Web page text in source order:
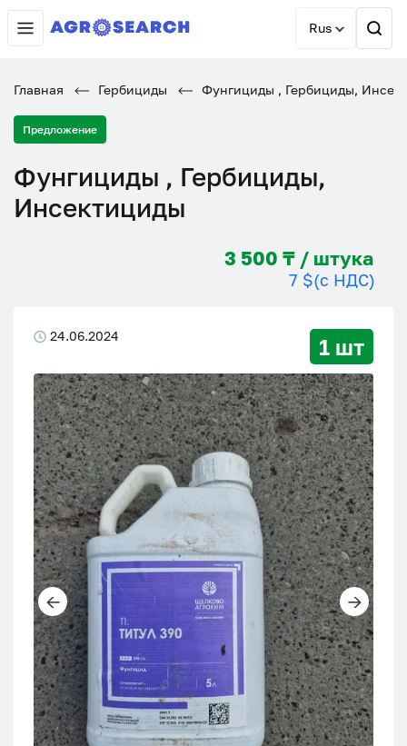
Rus
Главная Гербициды Фунгициды , Гербициды,
Предложение
Фунгициды , Гербициды,
Инсектициды
3 500 ₸ / штука
7 $(с НДС)
24.06.2024 1 шт